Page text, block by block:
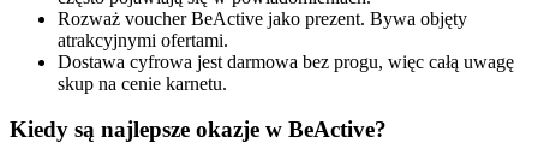
Rozważ voucher BeActive jako prezent. Bywa objęty
atrakcyjnymi ofertami.
Dostawa cyfrowa jest darmowa bez progu, więc całą uwagę
skup na cenie karnetu.
Kiedy są najlepsze okazje w BeActive?